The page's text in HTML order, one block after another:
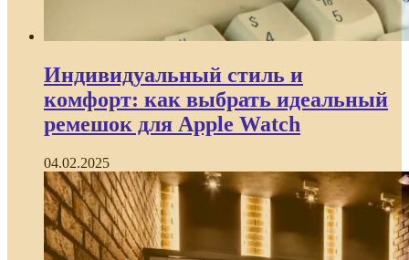
Индивидуальный стиль и
комфорт: как выбрать идеальный
ремешок для Apple Watch
04.02.2025